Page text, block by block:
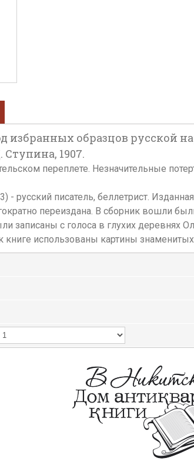
избранных образцов русской
1907.
переплете. Незначительные
- русский писатель, беллетрист.
переиздана. В сборник вошли
с голоса в глухих деревнях
к книге использованы картины